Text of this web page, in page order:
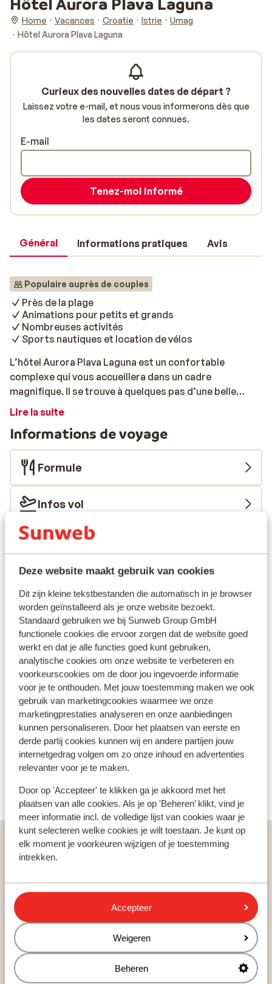
Deze website maakt gebruik van cookies
Dit zijn kleine tekstbestanden die automatisch in je browser
worden geïnstalleerd als je onze website bezoekt.
Standaard gebruiken we bij Sunweb Group GmbH
functionele cookies die ervoor zorgen dat de website goed
werkt en dat je alle functies goed kunt gebruiken,
analytische cookies om onze website te verbeteren en
voorkeurscookies om de door jou ingevoerde informatie
voor je te onthouden. Met jouw toestemming maken we ook
gebruik van marketingcookies waarmee we onze
marketingprestaties analyseren en onze aanbiedingen
kunnen personaliseren. Door het plaatsen van eerste en
derde partij cookies kunnen wij en andere partijen jouw
internetgedrag volgen om zo onze inhoud en advertenties
relevanter voor je te maken.
Door op 'Accepteer' te klikken ga je akkoord met het
plaatsen van alle cookies. Als je op 'Beheren’ klikt, vind je
meer informatie incl. de volledige lijst van cookies waar je
kunt selecteren welke cookies je wilt toestaan. Je kunt op
elk moment je voorkeuren wijzigen of je toestemming
intrekken.
Accepteer
Weigeren
Beheren
Home Vacances Croatie Istrie
Umag
Hôtel Aurora Plava Laguna
Général Informations pratiques Avis
Populaire auprès de couples
Près de la plage
Animations pour petits et grands
Nombreuses activités
Sports nautiques et location de vélos
L’hôtel Aurora Plava Laguna est un confortable
complexe qui vous accueillera dans un cadre
magnifique. Il se trouve à quelques pas d’une belle
plage de sable et à environ 2,5 km de la ville médiévale
Vous trouverez sur place de nombreux équipements de
loisirs, comme un club pour enfants, un mini-golf et
bien d’autres. L’hôtel est aussi le point de départ idéal
pour explorer les magnifiques environs à vélo. Si vous
avez envie d'essayer quelque chose de nouveau, vous
pourrez tester un des nombreux sports nautiques de la
plage.
Lire la suite
Informations de voyage
Formule
Infos vol
Ce que les voyageurs pensent
Ce sont des avis clients 100 % authentiques qui
reflètent fidèlement leur expérience avec notre
Réservé le plus par couples
6.3 Très bien
14 août 2023
Het hotel is erg gedateerd, de kamers zijn goed,
de bedden prima, maar de badkamer is wel aan een
opknapbeurt toe. Personeel is vriendelijk en
behulpzaam. Het eten is wel smaakvol, maar elke
dag hetzelfde en niet altijd warm. Heel bijzonder
dat er geen light dranken in het all inclusive aanbod
zit. Dit hebben we uiteindelijk wel met de manager
kunnen regelen. De locatie is erg mooi gelegen aan
zee en het zwembad is prima met voldoende
ligbedden.
Het hotel is erg gedateerd, de kamers zijn goed,
de bedden prima, maar de badkamer is wel aan een
opknapbeurt toe. Personeel is vriendelijk en
behulpzaam. Het eten is wel smaakvol, maar elke
dag hetzelfde en niet altijd warm. Heel bijzonder
dat er geen li...plus
Traduire en français (BE)
Anonyme
Couples
Curieux des nouvelles dates de départ ?
Laissez votre e-mail, et nous vous informerons dès que
les dates seront connues.
E-mail
Tenez-moi informé
Home Vacances
Umag
Hôtel Aurora Plava Laguna
Pays populaires
Espagne
Grèce
Égypte